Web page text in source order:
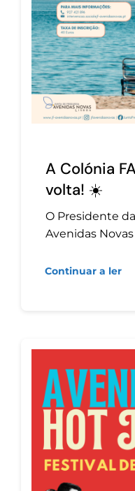
A Colónia
volta! ☀️
O Presidente
Avenidas Novas
Continuar a ler